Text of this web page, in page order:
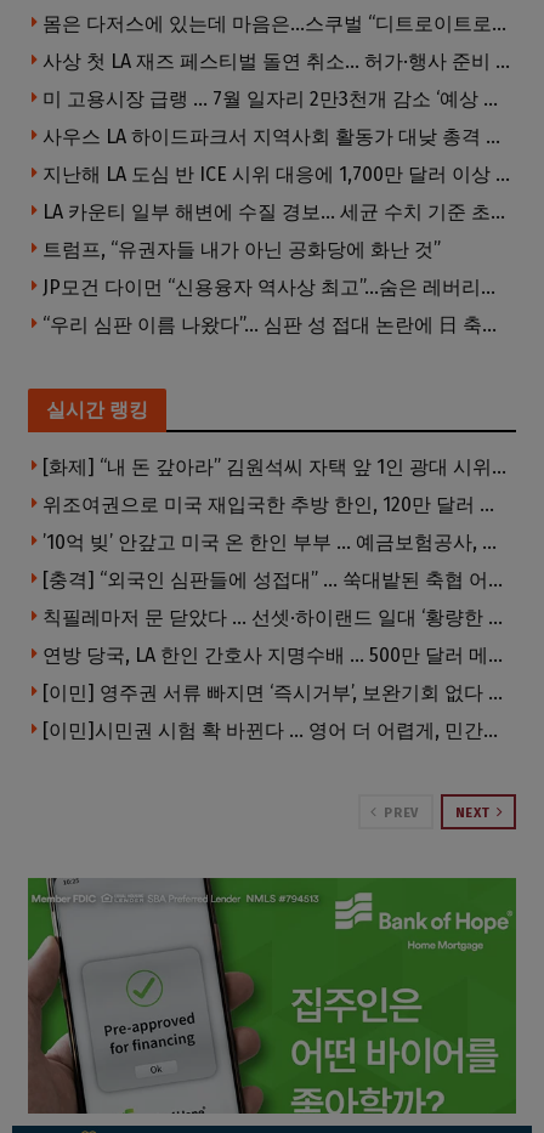
몸은 다저스에 있는데 마음은…스쿠벌 “디트로이트로 돌아가고파”
사상 첫 LA 재즈 페스티벌 돌연 취소… 허가·행사 준비 문제로 일정 변경
미 고용시장 급랭 … 7월 일자리 2만3천개 감소 ‘예상 밖 쇼크’
사우스 LA 하이드파크서 지역사회 활동가 대낮 총격 사망… 용의자 도주
지난해 LA 도심 반 ICE 시위 대응에 1,700만 달러 이상 지출… LAPD, 대규모 시위 대비 강화 필요
LA 카운티 일부 해변에 수질 경보… 세균 수치 기준 초과, 입수 자제 당부
트럼프, “유권자들 내가 아닌 공화당에 화난 것”
JP모건 다이먼 “신용융자 역사상 최고”…숨은 레버리지 경고
“우리 심판 이름 나왔다”… 심판 성 접대 논란에 日 축구계 발칵
실시간 랭킹
[화제] “내 돈 갚아라” 김원석씨 자택 앞 1인 광대 시위 … 한인 투자사, “108만 달러 못받아”
위조여권으로 미국 재입국한 추방 한인, 120만 달러 은행 사기 행각
’10억 빚’ 안갚고 미국 온 한인 부부 … 예금보험공사, 미국서 소송
[충격] “외국인 심판들에 성접대” … 쑥대밭된 축협 어디까지 추락하나
칙필레마저 문 닫았다 … 선셋·하이랜드 일대 ‘황량한 거리’로
연방 당국, LA 한인 간호사 지명수배 … 500만 달러 메디캐어 사기, 선고 직전 한국 도주
[이민] 영주권 서류 빠지면 ‘즉시거부’, 보완기회 없다 … 이민심사 8월부터 확 바뀐다
[이민]시민권 시험 확 바뀐다 … 영어 더 어렵게, 민간시험 도입 추진
PREV NEXT